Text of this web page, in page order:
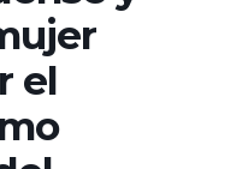
el